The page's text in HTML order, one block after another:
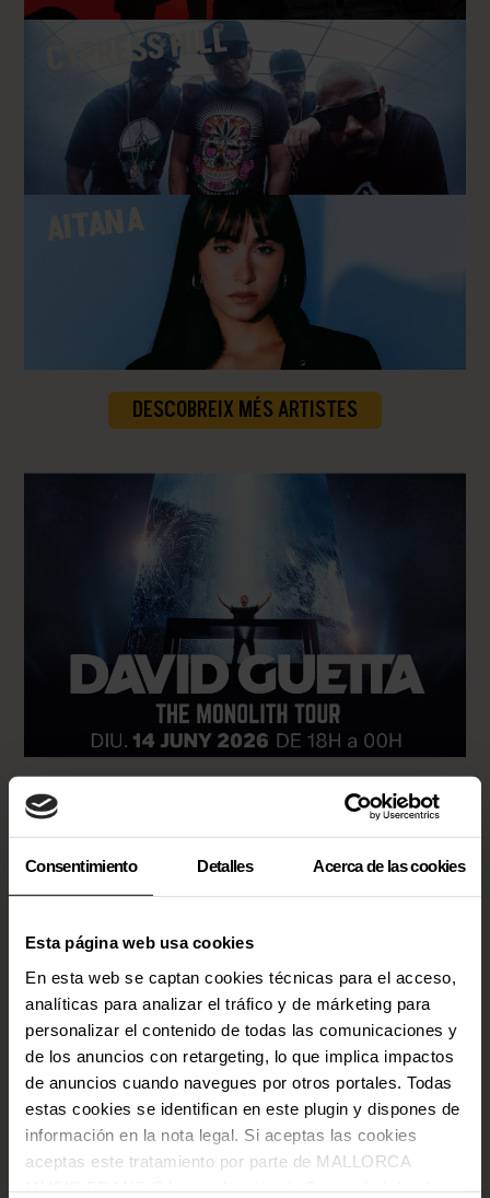
Consentimiento Detalles Acerca de las cookies
Esta página web usa cookies
En esta web se captan cookies técnicas para el acceso,
analíticas para analizar el tráfico y de márketing para
personalizar el contenido de todas las comunicaciones y
de los anuncios con retargeting, lo que implica impactos
de anuncios cuando navegues por otros portales. Todas
estas cookies se identifican en este plugin y dispones de
información en la nota legal. Si aceptas las cookies
aceptas este tratamiento por parte de MALLORCA
CYPRESS HILL
AITANA
DESCOBREIX MÉS ARTISTES